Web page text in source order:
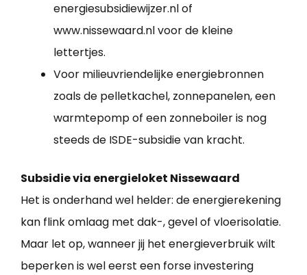
energiesubsidiewijzer.nl of
www.nissewaard.nl voor de kleine
lettertjes.
Voor milieuvriendelijke energiebronnen
zoals de pelletkachel, zonnepanelen, een
warmtepomp of een zonneboiler is nog
steeds de ISDE-subsidie van kracht.
Subsidie via energieloket Nissewaard
Het is onderhand wel helder: de energierekening
kan flink omlaag met dak-, gevel of vloerisolatie.
Maar let op, wanneer jij het energieverbruik wilt
beperken is wel eerst een forse investering